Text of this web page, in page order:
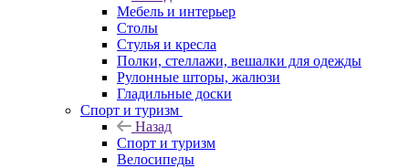
Мебель и интерьер
Столы
Стулья и кресла
Полки, стеллажи, вешалки для одежды
Рулонные шторы, жалюзи
Гладильные доски
Спорт и туризм
Назад
Спорт и туризм
Велосипеды